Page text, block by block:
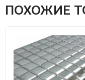
ПОХОЖИЕ